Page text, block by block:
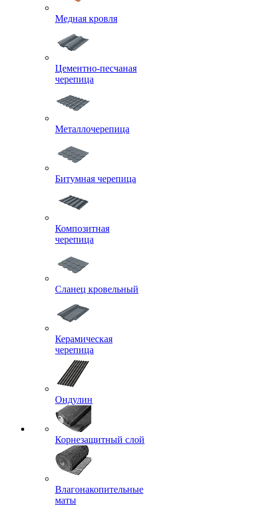
Медная кровля
Цементно-песчаная
черепица
Металлочерепица
Битумная черепица
Композитная
черепица
Сланец кровельный
Керамическая
черепица
Ондулин
Корнезащитный слой
Влагонакопительные
маты